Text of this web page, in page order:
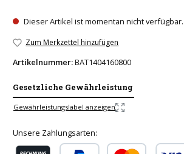
Dieser Artikel ist momentan nicht verfügbar.
Zum Merkzettel hinzufügen
Artikelnummer:BAT1404160800
Gesetzliche Gewährleistung
Gewährleistungslabel anzeigen
Unsere Zahlungsarten: